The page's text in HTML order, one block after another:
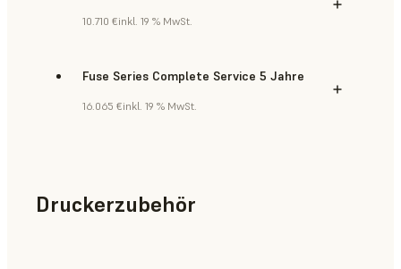
10.710 €inkl. 19 % MwSt.
Fuse Series Complete Service 5 Jahre
16.065 €inkl. 19 % MwSt.
Druckerzubehör